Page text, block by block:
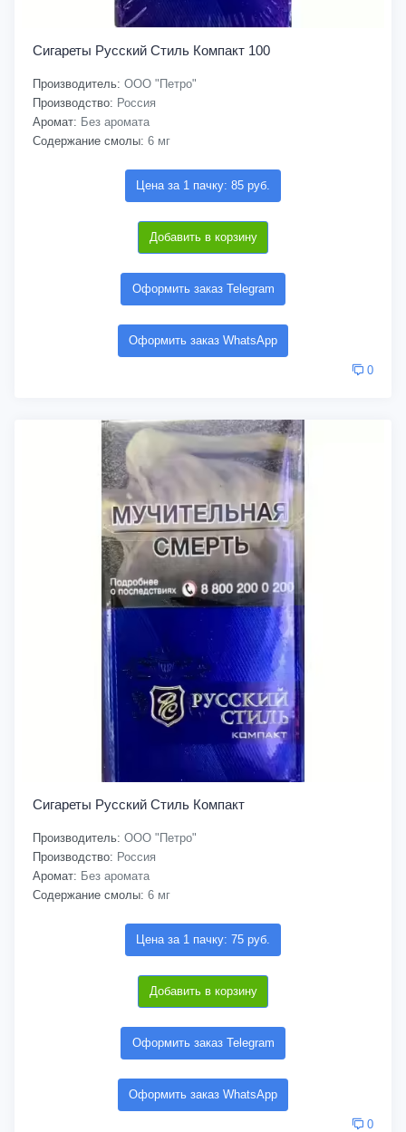
Сигареты Русский Стиль Компакт 100
Производитель: ООО "Петро"
Производство: Россия
Аромат: Без аромата
Содержание смолы: 6 мг
Цена за 1 пачку: 85 руб.
Добавить в корзину
Оформить заказ Telegram
Оформить заказ WhatsApp
0
Сигареты Русский Стиль Компакт
Производитель: ООО "Петро"
Производство: Россия
Аромат: Без аромата
Содержание смолы: 6 мг
Цена за 1 пачку: 75 руб.
Добавить в корзину
Оформить заказ Telegram
Оформить заказ WhatsApp
0